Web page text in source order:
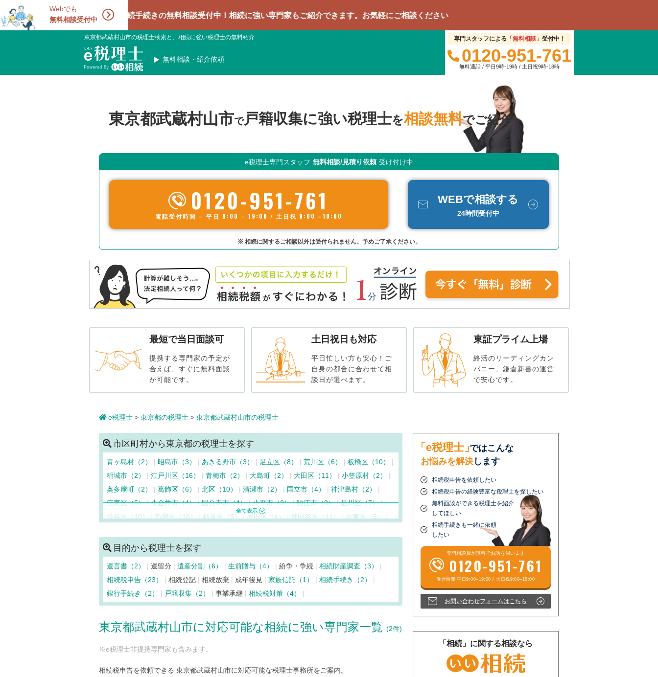
Webでも
無料相談受付中相続手続きの無料相談受付中！相続に強い専門家もご紹介できます。お気軽にご相談ください
東京都武蔵村山市の税理士検索と、相続に強い税理士の無料紹介
無料相談・紹介依頼
専門スタッフによる 「無料相談」 受付中！
0120-951-761
無料通話 / 平日9時-19時 / 土日祝9時-18時
東京都武蔵村山市で戸籍収集に強い税理士を相談無料でご紹介
e税理士専門スタッフ 無料相談/見積り依頼 受け付け中
0120-951-761
電話受付時間 – 平日 9:00 – 19:00 / 土日祝 9:00 –18:00
WEBで相談する
24時間受付中
※ 相続に関するご相談以外は受付られません。予めご了承ください。
最短で当日面談可
提携する専門家の予定が
合えば、すぐに無料面談
が可能です。
土日祝日も対応
平日忙しい方も安心！ご
自身の都合に合わせて相
談日が選べます。
東証プライム上場
終活のリーディングカン
パニー、鎌倉新書の運営
で安心です。
e税理士 > 東京都の税理士 > 東京都武蔵村山市の税理士
市区町村から東京都の税理士を探す
青ヶ島村（2） 昭島市（3） あきる野市（3） 足立区（8） 荒川区（6）
板橋区（10）
稲城市（2）
江戸川区（16） 青梅市（2） 大島町（2） 大田区（11）
小笠原村（2）
奥多摩町（2）
葛飾区（6） 北区（10） 清瀬市（2） 国立市（4）
神津島村（2）
江東区（5） 小金井市（4） 国分寺市（4） 小平市（3） 狛江市（3） 品川区（7）
渋谷区（10）
新宿区（16） 杉並区（5） 墨田区（4） 世田谷区（11）
台東区（5）
利島村（2）
中野区（9） 新島村（2）
八丈島八丈町（2） 羽村市（3） 東久留米市（3） 東村山市（3） 東大和市（3）
日野市（2）
日の出町（2） 檜原村（2） 府中市（5） 福生市（2） 文京区（10）
町田市（7）
御蔵島村（2） 瑞穂町（2） 三鷹市（6） 港区（17） 三宅島三宅村（2）
武蔵野市（4）
武蔵村山市（2） 目黒区（8）
目的から税理士を探す
遺言書（2） 遺留分 遺産分割（6） 生前贈与（4） 紛争・争続
相続財産調査（3）
相続税申告（23）
相続登記 相続放棄 成年後見 家族信託（1）
相続手続き（2）
銀行手続き（2）
戸籍収集（2） 事業承継 相続税対策（4）
東京都武蔵村山市に対応可能な相続に強い専門家一覧 (2件)
※e税理士非提携専門家も含みます。
相続税申告を依頼できる 東京都武蔵村山市に対応可能な税理士事務所をご案内。
「e税理士」ではこんな
お悩みを解決 します
相続税申告を依頼したい
相続税申告の経験豊富な税理士を探したい
無料面談ができる税理士を紹介
してほしい
相続手続きも一緒に依頼
したい
専門相談員が無料でお話を伺います
0120-951-761
受付時間 平日9:00–19:00 / 土日祝9:00–18:00
お問い合わせフォームはこちら
「相続」に関する相談なら